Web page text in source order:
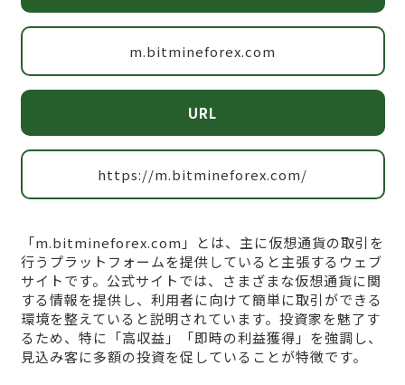
m.bitmineforex.com
URL
https://m.bitmineforex.com/
「m.bitmineforex.com」とは、主に仮想通貨の取引を
行うプラットフォームを提供していると主張するウェブ
サイトです。公式サイトでは、さまざまな仮想通貨に関
する情報を提供し、利用者に向けて簡単に取引ができる
環境を整えていると説明されています。投資家を魅了す
るため、特に「高収益」「即時の利益獲得」を強調し、
見込み客に多額の投資を促していることが特徴です。